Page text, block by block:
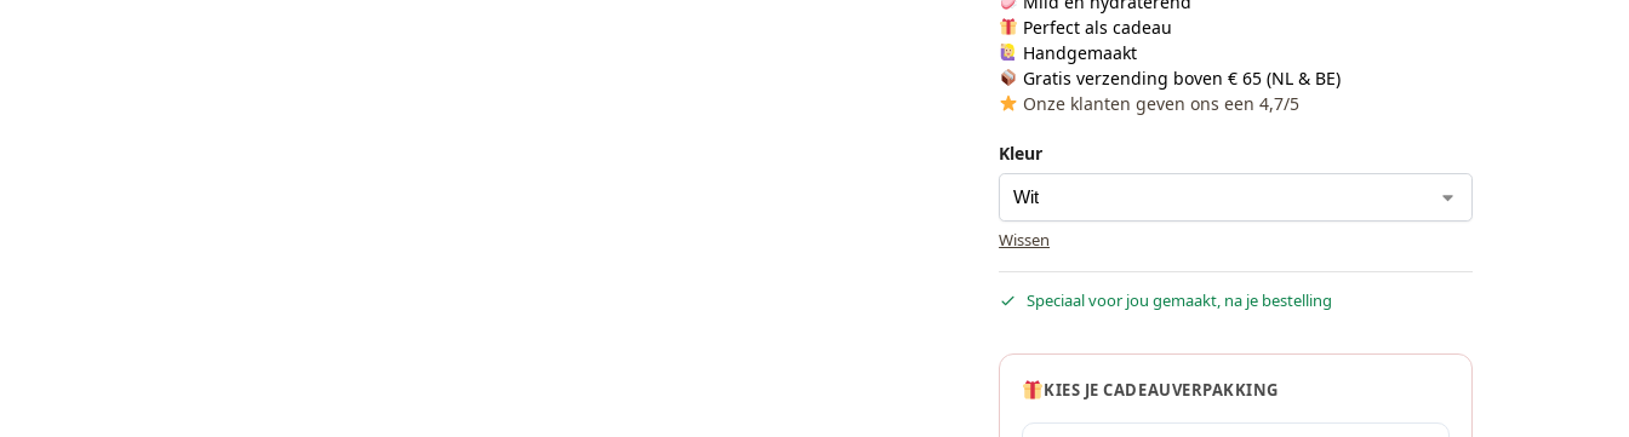
Perfect als cadeau
Handgemaakt
Gratis verzending boven € 65 (NL & BE)
Onze klanten geven ons een 4,7/5
Kleur
Wissen
Speciaal voor jou gemaakt, na je bestelling
KIES JE CADEAUVERPAKKING